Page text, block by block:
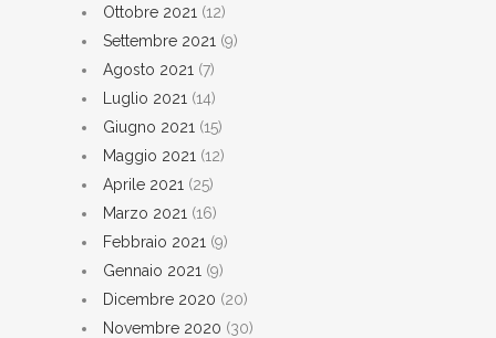
Ottobre 2021 (12)
Settembre 2021 (9)
Agosto 2021 (7)
Luglio 2021 (14)
Giugno 2021 (15)
Maggio 2021 (12)
Aprile 2021 (25)
Marzo 2021 (16)
Febbraio 2021 (9)
Gennaio 2021 (9)
Dicembre 2020 (20)
Novembre 2020 (30)